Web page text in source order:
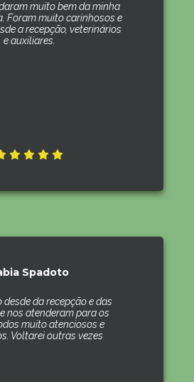
muito bem da minha
Foram muito carinhosos e
a recepção, veterinários
e auxiliares.
Spadoto
da recepção e das
nos atenderam para os
muito atenciosos e
Voltarei outras vezes